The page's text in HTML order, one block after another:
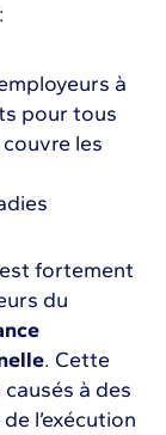
à
pour tous
les
fortement
du
. Cette
à des
l’exécution